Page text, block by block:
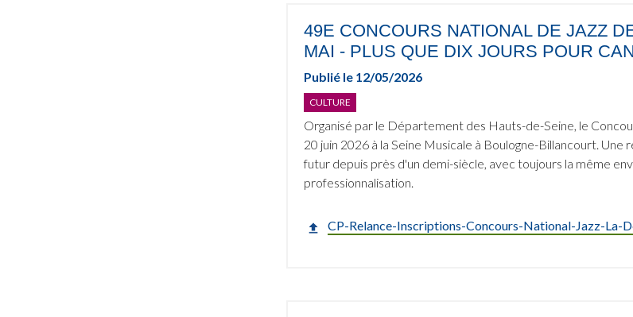
49E CONCOURS NATIONAL DE JAZZ
MAI - PLUS QUE DIX JOURS POUR
Publié le 12/05/2026
CULTURE
Organisé par le Département des Hauts-de-Seine, le
20 juin 2026 à la Seine Musicale à Boulogne-Billancourt.
futur depuis près d'un demi-siècle, avec toujours la même
professionnalisation.
CP-Relance-Inscriptions-Concours-National-Jazz-La-